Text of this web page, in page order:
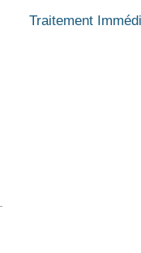
Traitement